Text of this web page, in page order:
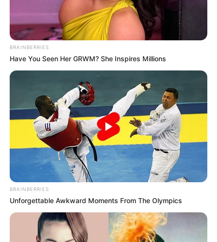
BRAINBERRIES
Have You Seen Her GRWM? She Inspires Millions
BRAINBERRIES
Unforgettable Awkward Moments From The Olympics